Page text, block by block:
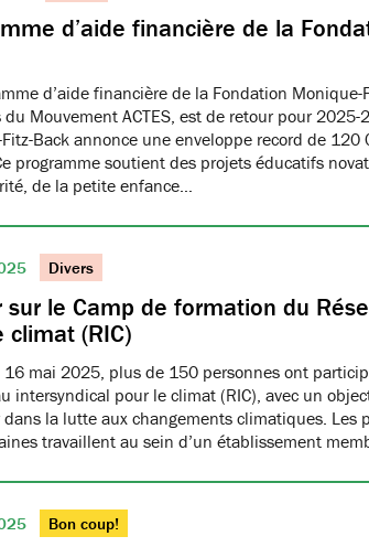
d’aide financière de la
d’aide financière de la Fondation Monique-
du Mouvement ACTES, est de retour pour 2025-
Back annonce une enveloppe record de
programme soutient des projets éducatifs
de la petite enfance…
Divers
sur le Camp de formation du
climat (RIC)
16 mai 2025, plus de 150 personnes ont
intersyndical pour le climat (RIC), avec un
la lutte aux changements climatiques. Les
travaillent au sein d’un établissement
Bon coup!